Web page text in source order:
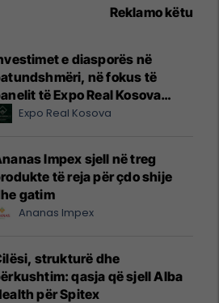
Reklamo këtu
e diasporës në
në fokus të
të Expo Real Kosova
Expo Real Kosova
Impex sjell në treg
të reja për çdo shije
gatim
Ananas Impex
strukturë dhe
qasja që sjell Alba
për Spitex